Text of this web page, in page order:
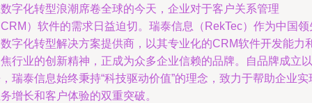
字化转型浪潮席卷全球的今天，企业对于客户关系管理
）软件的需求日益迫切。瑞泰信息（RekTec）作为中国领
字化转型解决方案提供商，以其专业化的CRM软件开发能力
行业的创新精神，正成为众多企业信赖的品牌。自品牌成立以
瑞泰信息始终秉持“科技驱动价值”的理念，致力于帮助企业实
增长和客户体验的双重突破。